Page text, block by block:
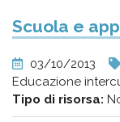
Scuola e
03/10/2013
Educazione
Tipo di risorsa: